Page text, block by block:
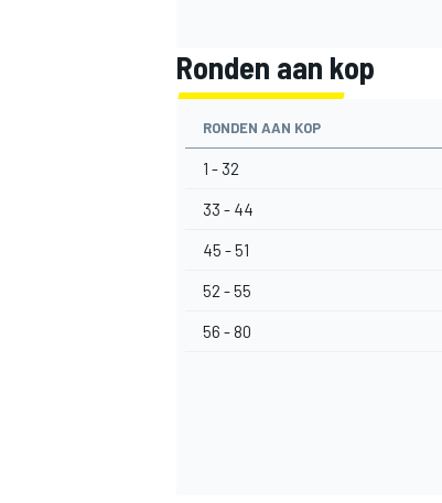
Ronden aan kop
RONDEN AAN KOP
1 - 32
33 - 44
45 - 51
52 - 55
56 - 80